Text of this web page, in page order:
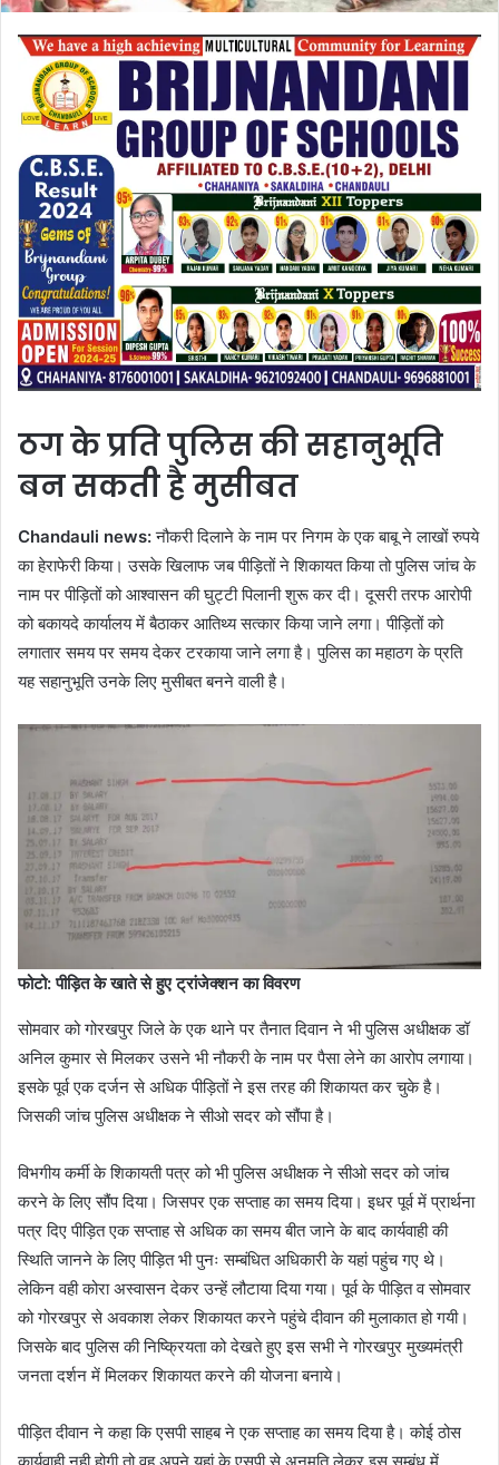
ठग के प्रति पुलिस की सहानुभूति
बन सकती है मुसीबत
Chandauli news:नौकरी दिलाने के नाम पर निगम के एक बाबू ने लाखों रुपये
का हेराफेरी किया। उसके खिलाफ जब पीड़ितों ने शिकायत किया तो पुलिस जांच के
नाम पर पीड़ितों को आश्वासन की घुट्टी पिलानी शुरू कर दी। दूसरी तरफ आरोपी
को बकायदे कार्यालय में बैठाकर आतिथ्य सत्कार किया जाने लगा। पीड़ितों को
लगातार समय पर समय देकर टरकाया जाने लगा है। पुलिस का महाठग के प्रति
यह सहानुभूति उनके लिए मुसीबत बनने वाली है।
फोटो: पीड़ित के खाते से हुए ट्रांजेक्शन का विवरण
सोमवार को गोरखपुर जिले के एक थाने पर तैनात दिवान ने भी पुलिस अधीक्षक डॉ
अनिल कुमार से मिलकर उसने भी नौकरी के नाम पर पैसा लेने का आरोप लगाया।
इसके पूर्व एक दर्जन से अधिक पीड़ितों ने इस तरह की शिकायत कर चुके है।
जिसकी जांच पुलिस अधीक्षक ने सीओ सदर को सौंपा है।
विभगीय कर्मी के शिकायती पत्र को भी पुलिस अधीक्षक ने सीओ सदर को जांच
करने के लिए सौंप दिया। जिसपर एक सप्ताह का समय दिया। इधर पूर्व में प्रार्थना
पत्र दिए पीड़ित एक सप्ताह से अधिक का समय बीत जाने के बाद कार्यवाही की
स्थिति जानने के लिए पीड़ित भी पुनः सम्बंधित अधिकारी के यहां पहुंच गए थे।
लेकिन वही कोरा अस्वासन देकर उन्हें लौटाया दिया गया। पूर्व के पीड़ित व सोमवार
को गोरखपुर से अवकाश लेकर शिकायत करने पहुंचे दीवान की मुलाकात हो गयी।
जिसके बाद पुलिस की निष्क्रियता को देखते हुए इस सभी ने गोरखपुर मुख्यमंत्री
जनता दर्शन में मिलकर शिकायत करने की योजना बनाये।
पीड़ित दीवान ने कहा कि एसपी साहब ने एक सप्ताह का समय दिया है। कोई ठोस